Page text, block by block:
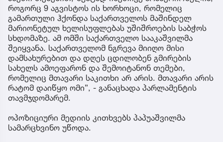
როგორც 9 აგვისტოს ის ხორხოცი, რომელიც
გამართული ჰქონდა საქართველოს მაშინდელ
მარიონეტულ ხელისუფლებას უშიშროების საბჭოს
სხდომაზე. ამ ომში საქართველო სააკაშვილმა
შეიყვანა. საქართველომ ნგრევა მიიღო მისი
დამსახურებით და დღეს ცდილობენ გმირების
სახელს ამოეფარონ და შემოიტანონ თემები,
რომელიც მთავარი საკითხი არ არის. მთავარი არის
რატომ დაიწყო ომი”, - განაცხადა პარლამენტის
თავმჯდომარემ.
ოპოზიციური მედიის კითხვებს პაპუაშვილმა
სამარცხვინო უწოდა.